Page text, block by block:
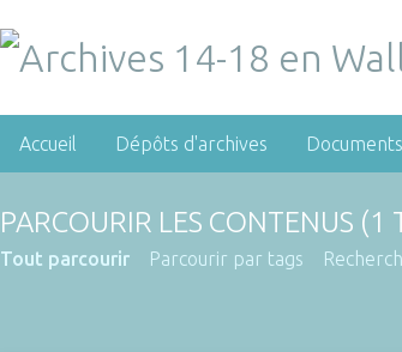
Accueil Dépôts d'archives Documents
PARCOURIR LES CONTENUS (1
Tout parcourir Parcourir par tags